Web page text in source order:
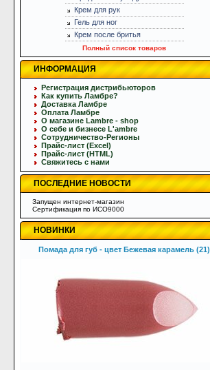
Крем для рук
Гель для ног
Крем после бритья
Полный список товаров
ИНФОРМАЦИЯ
Регистрация дистрибьюторов
Как купить Ламбре?
Доставка Ламбре
Оплата Ламбре
О магазине Lambre - shop
О себе и бизнесе L'ambre
Сотрудничество-Регионы
Прайс-лист (Excel)
Прайс-лист (HTML)
Свяжитесь с нами
ПОСЛЕДНИЕ НОВОСТИ
Запущен интернет-магазин
Сертификация по ИСО9000
НОВИНКИ
Помада для губ - цвет Бежевая карамель (21)